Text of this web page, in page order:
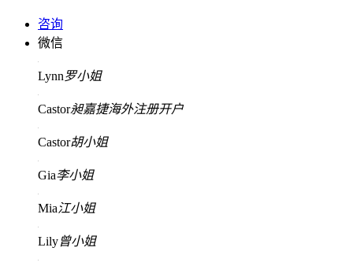
咨询
微信
Lynn罗小姐
Castor昶嘉捷海外注册开户
Castor胡小姐
Gia李小姐
Mia江小姐
Lily曾小姐